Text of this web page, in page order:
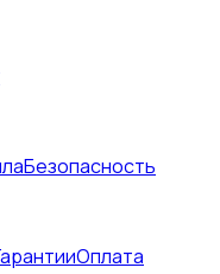
Безопасность
Оплата